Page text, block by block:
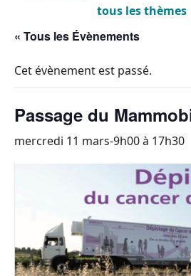
tous les thèmes
« Tous les Évènements
Cet évènement est passé.
Passage du
mercredi 11 mars-9h00à 17h30